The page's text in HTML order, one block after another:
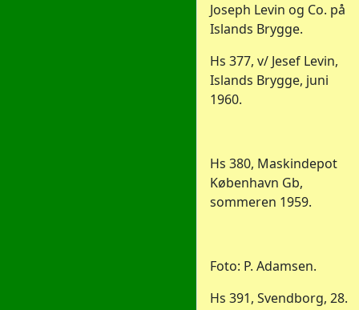
Joseph Levin og Co. på
Islands Brygge.
Hs 377, v/ Jesef Levin,
Islands Brygge, juni
1960.
Hs 380, Maskindepot
København Gb,
sommeren 1959.
Foto: P. Adamsen.
Hs 391, Svendborg, 28.